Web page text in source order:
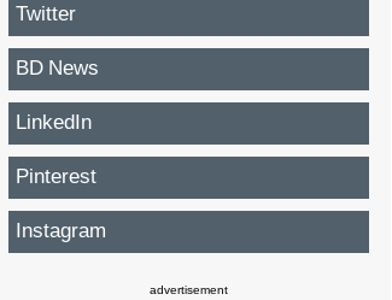
Twitter
BD News
LinkedIn
Pinterest
Instagram
advertisement